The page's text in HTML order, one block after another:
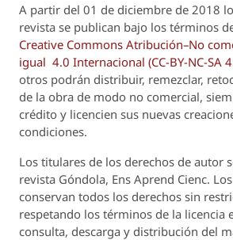
A partir del 01 de diciembre de 2018
revista se publican bajo los términos
Creative Commons Atribución–No
igual 4.0 Internacional (CC-BY-NC-SA
otros podrán distribuir, remezclar,
de la obra de modo no comercial,
crédito y licencien sus nuevas
condiciones.
Los titulares de los derechos de autor
revista Góndola, Ens Aprend Cienc.
conservan todos los derechos sin
respetando los términos de la licencia
consulta, descarga y distribución del